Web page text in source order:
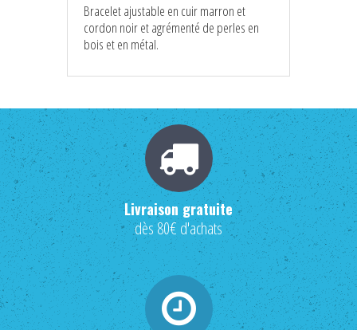
Bracelet ajustable en cuir marron et
cordon noir et agrémenté de perles en
bois et en métal.
Livraison gratuite
dès 80€ d'achats